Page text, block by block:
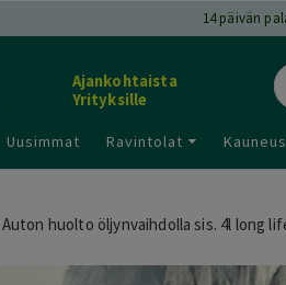
14päivän
Ajankohtaista
Yrityksille
Uusimmat Ravintolat Kauneus
Auton huolto öljynvaihdolla sis. 4l long